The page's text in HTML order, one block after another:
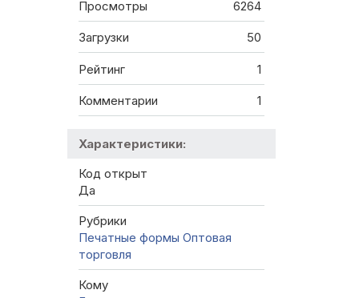
Просмотры 6264
Загрузки 50
Рейтинг 1
Комментарии 1
Характеристики:
Код открыт
Да
Рубрики
Печатные формы Оптовая
торговля
Кому